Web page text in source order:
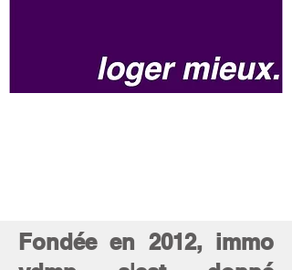
Fondée en 2012, immo